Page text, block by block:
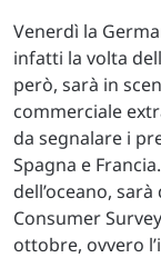
Venerdì la
infatti la volta
però, sarà in
commerciale
da segnalare i
Spagna e
dell’oceano,
Consumer
ottobre, ovvero